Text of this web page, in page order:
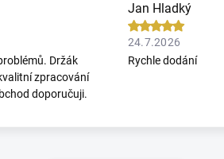
Držák
zpracování
doporučuji.
Jan Hladký
24.7.2026
Rychle dodání